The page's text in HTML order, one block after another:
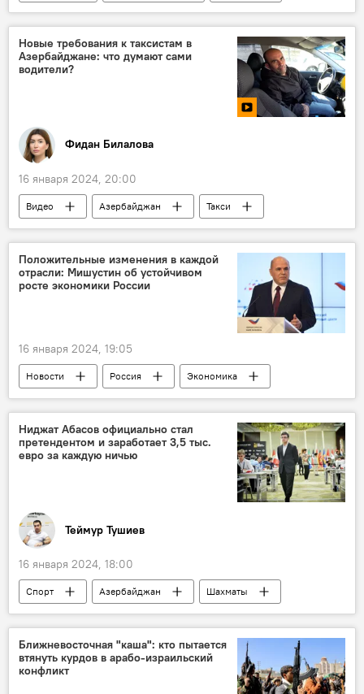
Ильхам Алиев
Общество
Лянкяранский район
Нефтчалинский район
цитрусовые
Новые требования к таксистам в
Азербайджане: что думают сами
водители?
Фидан Билалова
16 января 2024, 20:00
Видео Азербайджан
Такси
Обучение
Водители
Положительные изменения в каждой
отрасли: Мишустин об устойчивом
росте экономики России
16 января 2024, 19:05
Новости Россия
Экономика
Показатели ВВП
Михаил Мишустин
Финансирование
Министерство экономического развития РФ
Ниджат Абасов официально стал
претендентом и заработает 3,5 тыс.
евро за каждую ничью
Теймур Тушиев
16 января 2024, 18:00
Спорт Азербайджан
Шахматы
ФИДЕ
гроссмейстер Ниджат Абасов
Ян Непомнящий
Россия
Канада
Торонто
Ближневосточная "каша": кто пытается
втянуть курдов в арабо-израильский
конфликт